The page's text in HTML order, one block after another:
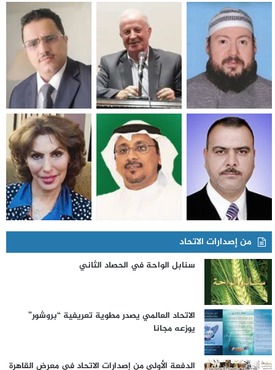
من إصدارات الاتحاد
سنابل الواحة في الحصاد الثاني
الاتحاد العالمي يصدر مطوية تعريفية “بروشور”
يوزعه مجانا
الدفعة الأولى من إصدارات الاتحاد في معرض القاهرة